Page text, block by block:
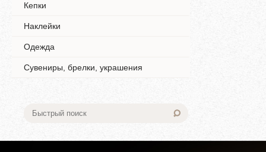
Кепки
Наклейки
Одежда
Сувениры, брелки, украшения